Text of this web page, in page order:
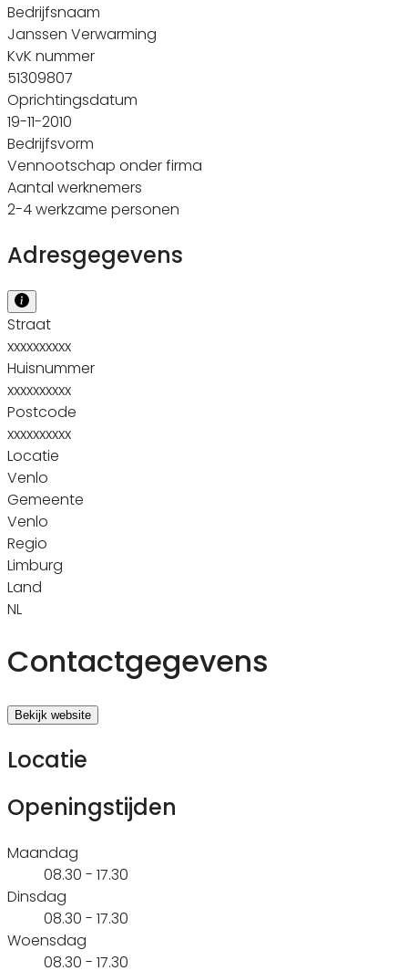
Bedrijfsnaam
Janssen Verwarming
KvK nummer
51309807
Oprichtingsdatum
19-11-2010
Bedrijfsvorm
Vennootschap onder firma
Aantal werknemers
2-4 werkzame personen
Adresgegevens
Straat
xxxxxxxxxx
Huisnummer
xxxxxxxxxx
Postcode
xxxxxxxxxx
Locatie
Venlo
Gemeente
Venlo
Regio
Limburg
Land
NL
Contactgegevens
Bekijk website
Locatie
Openingstijden
Maandag
08.30 - 17.30
Dinsdag
08.30 - 17.30
Woensdag
08.30 - 17.30